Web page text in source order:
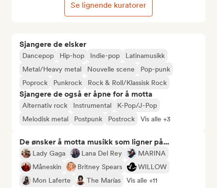
Sjangere de elsker
Dancepop Hip-hop Indie-pop
Latinamusikk
Metal/Heavy metal
Nouvelle scene
Pop-punk
Poprock
Punkrock Rock & Roll/Klassisk Rock
Sjangere de også er åpne for å motta
Alternativ rock Instrumental
K-Pop/J-Pop
Melodisk metal
Postpunk Postrock Vis alle +3
De ønsker å motta musikk som ligner på...
Lady Gaga Lana Del Rey
MARINA
Måneskin
Britney Spears
WILLOW
Mon Laferte
The Marías Vis alle +11
Se lignende kuratorer